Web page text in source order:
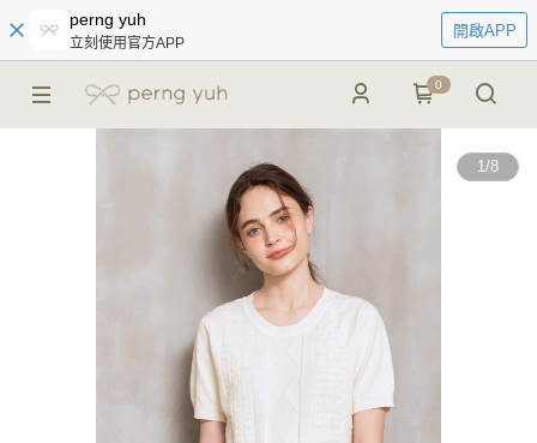
perng yuh
立刻使用官方APP
開啟APP
0
1/8